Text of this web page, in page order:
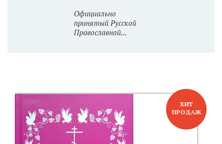
Официально
принятый Русской
Православной...
ХИТ
ПРОДАЖ